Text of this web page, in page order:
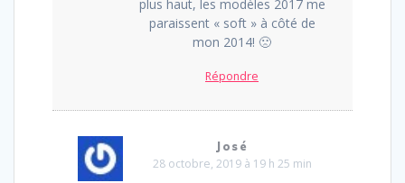
plus haut, les modèles 2017 me
paraissent « soft » à côté de
mon 2014! 🙁
Répondre
José
28 octobre, 2019 à 19 h 25 min